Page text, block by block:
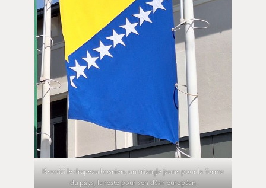
Revoici le drapeau bosnien, un triangle jaune pour la forme
du pays, le reste pour son désir européen